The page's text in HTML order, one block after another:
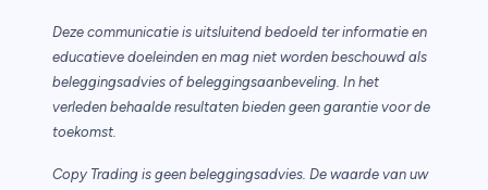
Deze communicatie is uitsluitend bedoeld ter informatie en
educatieve doeleinden en mag niet worden beschouwd als
beleggingsadvies of beleggingsaanbeveling. In het
verleden behaalde resultaten bieden geen garantie voor de
toekomst.
Copy Trading is geen beleggingsadvies. De waarde van uw